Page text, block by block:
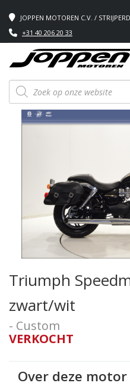
JOPPEN MOTOREN C.V. /
+31 40 206 20 33
Producten
zoeken
Triumph
zwart/wit
- Custom
VERKOCHT
Over deze motor